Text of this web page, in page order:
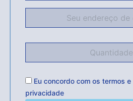
Eu concordo com os termos e
privacidade